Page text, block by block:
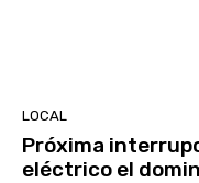
LOCAL
Próxima
eléctrico el